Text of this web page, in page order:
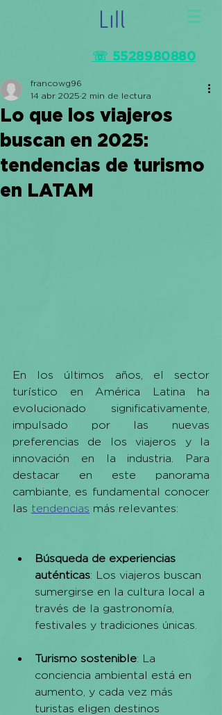
☏ 5528980880
Lo que los viajeros
buscan en 2025:
tendencias de turismo
en LATAM
francowg96
14 abr 2025 2 min de lectura
En los últimos años, el sector
turístico en América Latina ha
evolucionado significativamente,
impulsado por las nuevas
preferencias de los viajeros y la
innovación en la industria. Para
destacar en este panorama
cambiante, es fundamental conocer
las tendencias más relevantes:
Búsqueda de experiencias
auténticas: Los viajeros buscan
sumergirse en la cultura local a
través de la gastronomía,
festivales y tradiciones únicas.
Turismo sostenible: La
conciencia ambiental está en
aumento, y cada vez más
turistas eligen destinos